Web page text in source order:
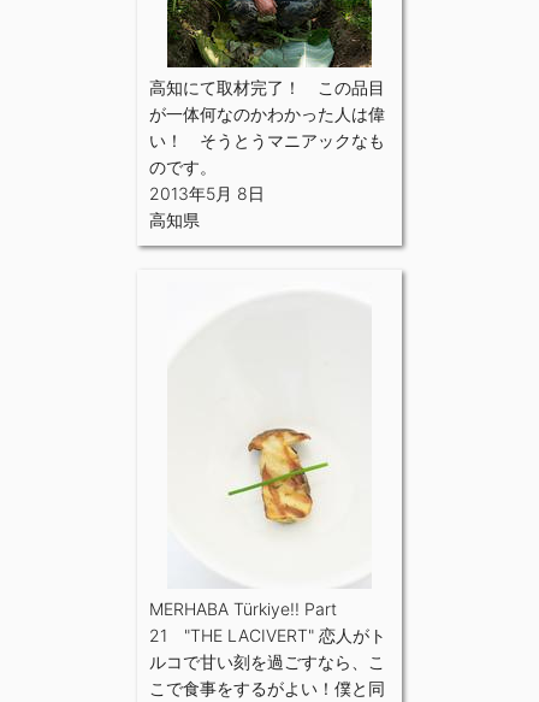
高知にて取材完了！ この品目
が一体何なのかわかった人は偉
い！ そうとうマニアックなも
のです。
2013年5月 8日
高知県
MERHABA Türkiye!! Part
21 "THE LACIVERT" 恋人がト
ルコで甘い刻を過ごすなら、こ
こで食事をするがよい！僕と同